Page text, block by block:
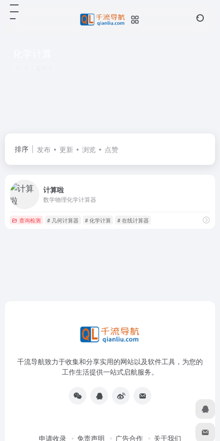
排序 发布 更新 浏览 点赞
计算啦
数学物理化学计算器
查询检测 # 几何计算器 # 化学计算 # 在线计算器
千流导航致力于收集和分享实用的网站以及软件工具，为您的
工作生活提供一站式启航服务。
申请收录 免责声明 广告合作 关于我们